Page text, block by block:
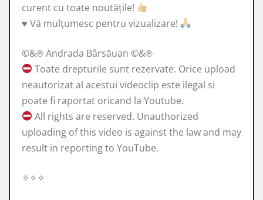
curent cu toate noutățile!
♥️ Vă mulțumesc pentru vizualizare!
©&℗ Andrada Bârsăuan ©&℗
Toate drepturile sunt rezervate. Orice upload
neautorizat al acestui videoclip este ilegal si
poate fi raportat oricand la Youtube.
All rights are reserved. Unauthorized
uploading of this video is against the law and may
result in reporting to YouTube.
✧✧✧